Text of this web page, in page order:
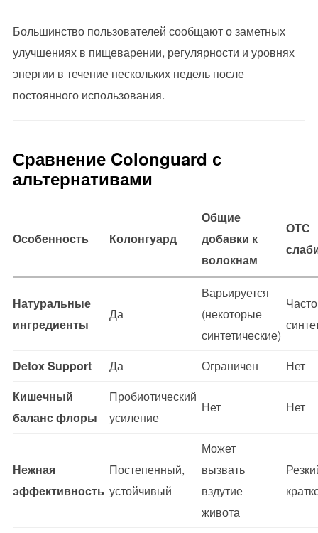
Большинство пользователей сообщают о заметных
улучшениях в пищеварении, регулярности и уровнях
энергии в течение нескольких недель после
постоянного использования.
Сравнение Colonguard с
альтернативами
Особенность Колонгуард
Общие
добавки к
волокнам
ОТС
Натуральные
ингредиенты
Да
Варьируется
(некоторые
синтетические)
Часто
Detox Support Да Ограничен
Нет
Кишечный
баланс флоры
Пробиотический
усиление
Нет Нет
Нежная
эффективность
Постепенный,
устойчивый
Может
вызвать
вздутие
живота